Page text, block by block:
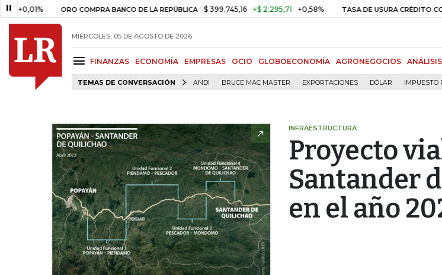
ORO COMPRA BANCO DE LA REPÚBLICA $ 399.745,16 +$ 2.295,71 +0,58% TASA DE USURA CRÉDITO CONSUMO
MIÉRCOLES, 05 DE AGOSTO DE 2026
FINANZAS ECONOMÍA EMPRESAS OCIO GLOBOECONOMÍA AGRONEGOCIOS ANÁLISIS
TEMAS DE CONVERSACIÓN ANDI BRUCE MAC MASTER EXPORTACIONES DÓLAR IMPUESTO
INFRAESTRUCTURA
Proyecto
Santander
en el año